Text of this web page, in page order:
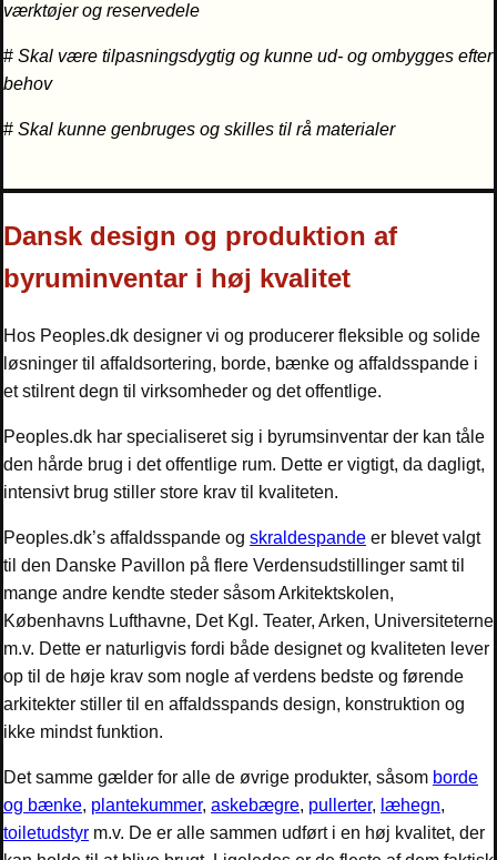
værktøjer og reservedele
# Skal være tilpasningsdygtig og kunne ud- og ombygges efter
behov
# Skal kunne genbruges og skilles til rå materialer
Dansk design og produktion af
byruminventar i høj kvalitet
Hos Peoples.dk designer vi og producerer fleksible og solide
løsninger til affaldsortering, borde, bænke og affaldsspande i
et stilrent degn til virksomheder og det offentlige.
Peoples.dk har specialiseret sig i byrumsinventar der kan tåle
den hårde brug i det offentlige rum. Dette er vigtigt, da dagligt,
intensivt brug stiller store krav til kvaliteten.
Peoples.dk’s affaldsspande og skraldespande er blevet valgt
til den Danske Pavillon på flere Verdensudstillinger samt til
mange andre kendte steder såsom Arkitektskolen,
Københavns Lufthavne, Det Kgl. Teater, Arken, Universiteterne
m.v. Dette er naturligvis fordi både designet og kvaliteten lever
op til de høje krav som nogle af verdens bedste og førende
arkitekter stiller til en affaldsspands design, konstruktion og
ikke mindst funktion.
Det samme gælder for alle de øvrige produkter, såsom borde
og bænke, plantekummer, askebægre, pullerter, læhegn,
toiletudstyr m.v. De er alle sammen udført i en høj kvalitet, der